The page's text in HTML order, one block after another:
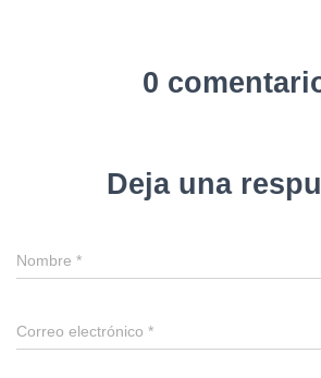
0
Deja una
Nombre *
Correo electrónico *